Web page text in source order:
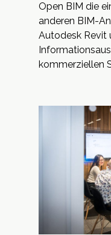
Open BIM die
anderen BIM-
Autodesk Revit
kommerziellen